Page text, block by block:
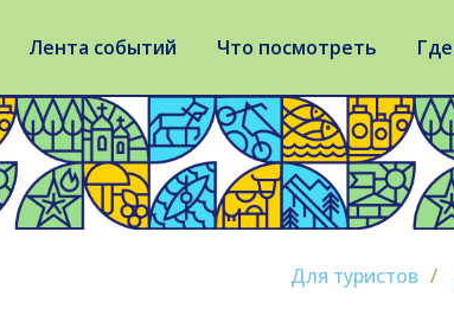
Лента событий Что посмотреть
Для туристов /